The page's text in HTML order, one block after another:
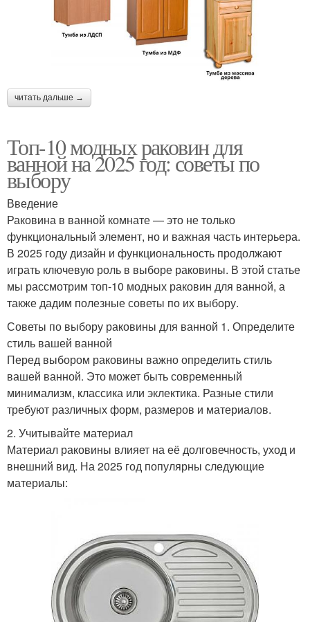
читать дальше →
Топ-10 модных раковин для
ванной на 2025 год: советы по
выбору
Введение
Раковина в ванной комнате — это не только
функциональный элемент, но и важная часть интерьера.
В 2025 году дизайн и функциональность продолжают
играть ключевую роль в выборе раковины. В этой статье
мы рассмотрим топ-10 модных раковин для ванной, а
также дадим полезные советы по их выбору.
Советы по выбору раковины для ванной 1. Определите
стиль вашей ванной
Перед выбором раковины важно определить стиль
вашей ванной. Это может быть современный
минимализм, классика или эклектика. Разные стили
требуют различных форм, размеров и материалов.
2. Учитывайте материал
Материал раковины влияет на её долговечность, уход и
внешний вид. На 2025 год популярны следующие
материалы: